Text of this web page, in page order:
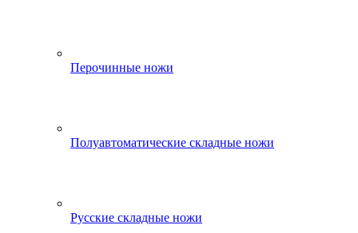
Перочинные ножи
Полуавтоматические складные ножи
Русские складные ножи